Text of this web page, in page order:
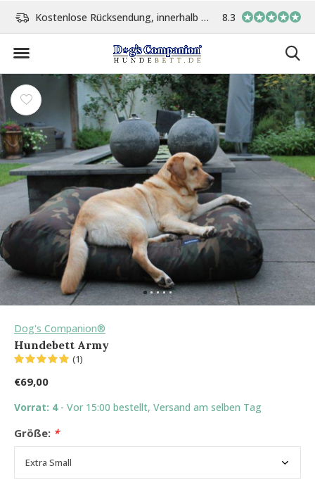
Vor 15:00 Uhr bestellt, am gleichen Tag versand In eigener
8.3
Dog's Companion®
Hundebett Army
(1)
€69,00
Vorrat: 4 - Vor 15:00 bestellt, Versand am selben Tag
Größe: *